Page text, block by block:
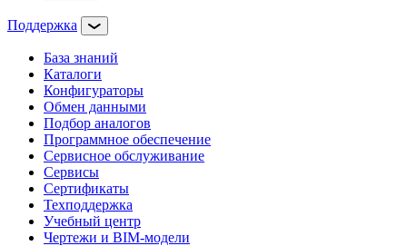
Поддержка
База знаний
Каталоги
Конфигураторы
Обмен данными
Подбор аналогов
Программное обеспечение
Сервисное обслуживание
Сервисы
Сертификаты
Техподдержка
Учебный центр
Чертежи и BIM-модели